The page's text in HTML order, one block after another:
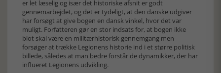
er let læselig og især det historiske afsnit er godt
gennemarbejdet, og det er tydeligt, at den danske udgiver
har forsøgt at give bogen en dansk vinkel, hvor det var
muligt. Forfatteren gør en stor indsats for, at bogen ikke
blot skal være en militærhistorisk gennemgang men
forsøger at trække Legionens historie ind i et større politisk
billede, således at man bedre forstår de dynamikker, der har
influeret Legionens udvikling.